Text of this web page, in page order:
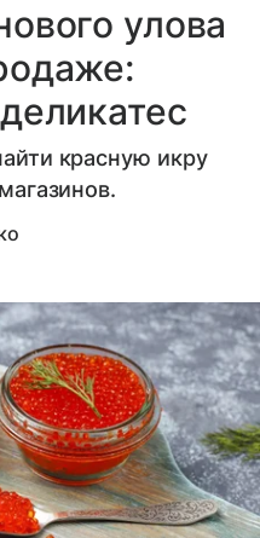
улова
красную икру